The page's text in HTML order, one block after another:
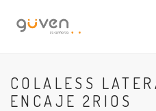
COLALESS
ENCAJE 2RIOS